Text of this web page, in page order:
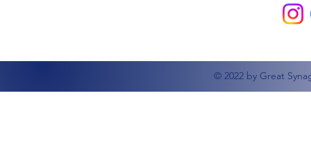
© 2022 by Great